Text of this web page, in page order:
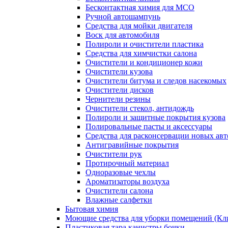
Бесконтактная химия для МСО
Ручной автошампунь
Средства для мойки двигателя
Воск для автомобиля
Полироли и очистители пластика
Средства для химчистки салона
Очистители и кондиционер кожи
Очистители кузова
Очистители битума и следов насекомых
Очистители дисков
Чернители резины
Очистители стекол, антидождь
Полироли и защитные покрытия кузова
Полировальные пасты и аксессуары
Средства для расконсервации новых
Антигравийные покрытия
Очистители рук
Протирочный материал
Одноразовые чехлы
Ароматизаторы воздуха
Очистители салона
Влажные салфетки
Бытовая химия
Моющие средства для уборки помещений